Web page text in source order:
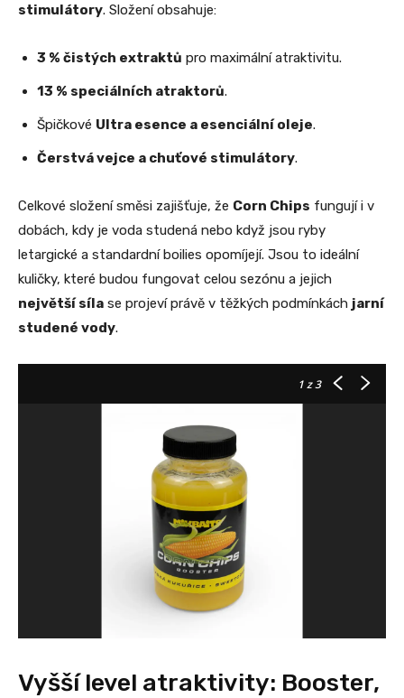
stimulátory. Složení obsahuje:
3 % čistých extraktů pro maximální atraktivitu.
13 % speciálních atraktorů.
Špičkové Ultra esence a esenciální oleje.
Čerstvá vejce a chuťové stimulátory.
Celkové složení směsi zajišťuje, že Corn Chips fungují i v
dobách, kdy je voda studená nebo když jsou ryby
letargické a standardní boilies opomíjejí. Jsou to ideální
kuličky, které budou fungovat celou sezónu a jejich
největší síla se projeví právě v těžkých podmínkách jarní
studené vody.
1z 3
Vyšší level atraktivity: Booster,